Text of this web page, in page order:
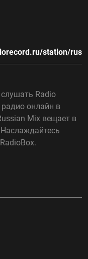
station/rus
Radio
онлайн в
Mix вещает в